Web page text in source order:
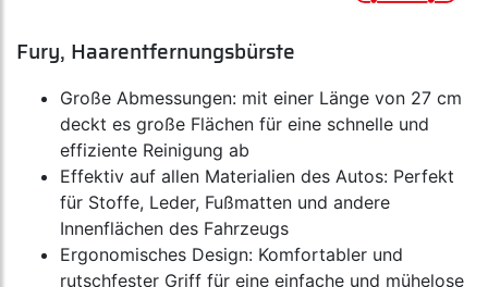
Fury, Haarentfernungsbürste
Große Abmessungen: mit einer Länge von 27 cm
deckt es große Flächen für eine schnelle und
effiziente Reinigung ab
Effektiv auf allen Materialien des Autos: Perfekt
für Stoffe, Leder, Fußmatten und andere
Innenflächen des Fahrzeugs
Ergonomisches Design: Komfortabler und
rutschfester Griff für eine einfache und mühelose